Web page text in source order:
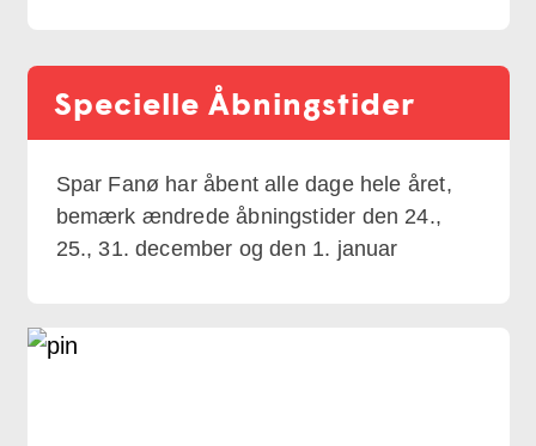
Specielle Åbningstider
Spar Fanø har åbent alle dage hele året,
bemærk ændrede åbningstider den 24.,
25., 31. december og den 1. januar